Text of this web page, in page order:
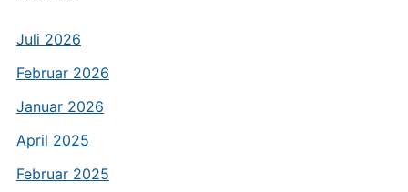
Juli 2026
Februar 2026
Januar 2026
April 2025
Februar 2025